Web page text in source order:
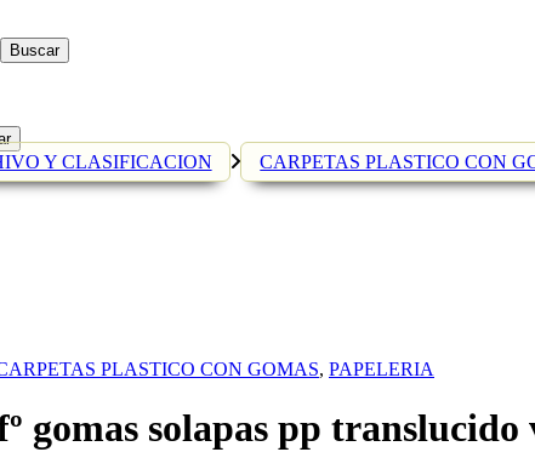
Buscar
Y CLASIFICACION CARPETAS PLASTICO CON
PLASTICO CON GOMAS, PAPELERIA
gomas solapas pp translucido